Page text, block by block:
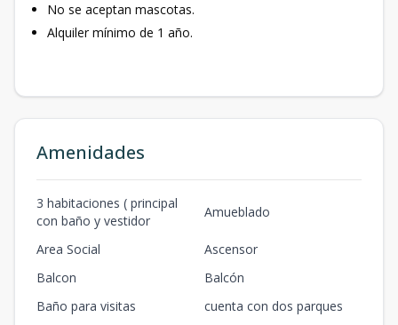
No se aceptan mascotas.
Alquiler mínimo de 1 año.
Amenidades
3 habitaciones ( principal
con baño y vestidor
Amueblado
Area Social
Ascensor
Balcon
Balcón
Baño para visitas
cuenta con dos parques